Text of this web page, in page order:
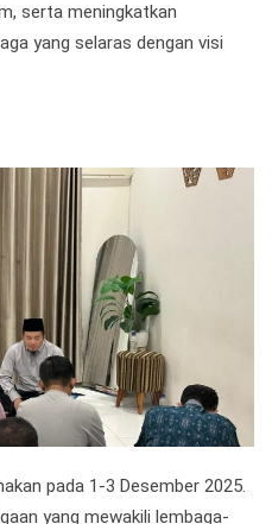
serta meningkatkan
yang selaras dengan visi
pada 1-3 Desember 2025.
yang mewakili lembaga-